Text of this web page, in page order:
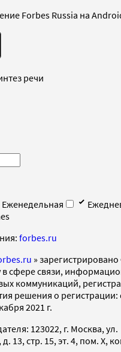
Forbes Russia на
речи
Еженедельная
forbes.ru
»
в сфере связи,
коммуникаций,
решения о
2021 г.
123022, г. Москва, ул.
13, стр. 15, эт. 4, пом. X,